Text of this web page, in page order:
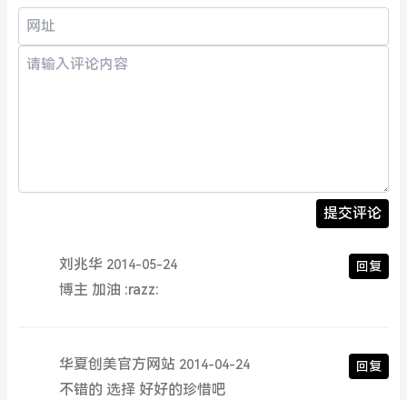
提交评论
刘兆华 2014-05-24 回复
博主 加油 :razz:
华夏创美官方网站 2014-04-24 回复
不错的 选择 好好的珍惜吧